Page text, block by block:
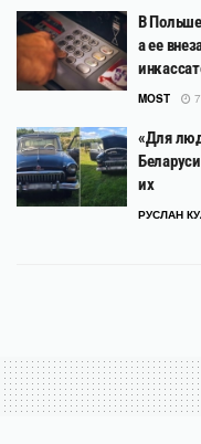
В
а ее
MOST
«Для
их
РУСЛАН